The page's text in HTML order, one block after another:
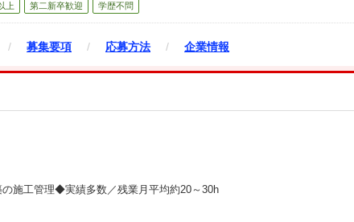
上 第二新卒歓迎 学歴不問
/ 募集要項 / 応募方法 / 企業情報
の施工管理◆実績多数／残業月平均約20～30h